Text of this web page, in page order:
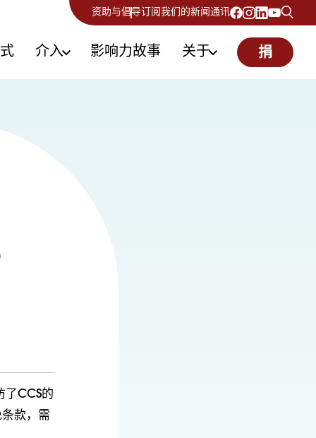
资助与倡导订阅我们的新闻通讯
介入 影响力故事 关于 捐
了CCS的
款，需